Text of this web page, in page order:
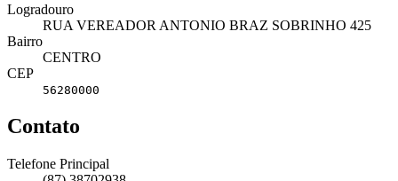
Logradouro
RUA VEREADOR ANTONIO BRAZ SOBRINHO 425
Bairro
CENTRO
CEP
56280000
Contato
Telefone Principal